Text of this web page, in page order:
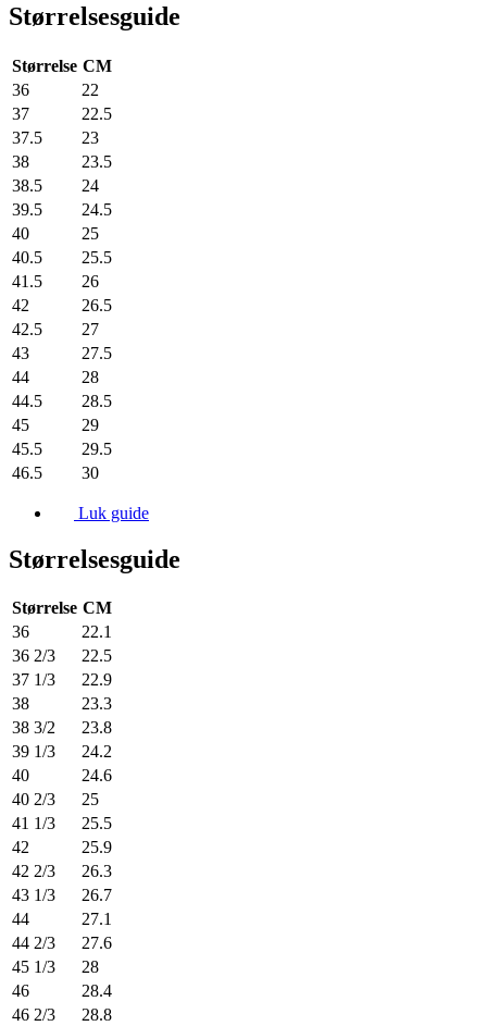
Størrelsesguide
Størrelse CM
36
22
37
22.5
37.5
23
38
23.5
38.5
24
39.5
24.5
40
25
40.5
25.5
41.5
26
42
26.5
42.5
27
43
27.5
44
28
44.5
28.5
45
29
45.5
29.5
46.5
30
Luk guide
Størrelsesguide
Størrelse CM
36
22.1
36 2/3
22.5
37 1/3
22.9
38
23.3
38 3/2
23.8
39 1/3
24.2
40
24.6
40 2/3
25
41 1/3
25.5
42
25.9
42 2/3
26.3
43 1/3
26.7
44
27.1
44 2/3
27.6
45 1/3
28
46
28.4
46 2/3
28.8